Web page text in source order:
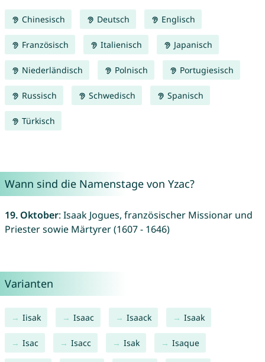
Chinesisch Deutsch Englisch
Französisch Italienisch Japanisch
Niederländisch Polnisch Portugiesisch
Russisch Schwedisch Spanisch
Türkisch
Wann sind die Namenstage von Yzac?
19. Oktober: Isaak Jogues, französischer Missionar und
Priester sowie Märtyrer (1607 - 1646)
Varianten
Iisak Isaac Isaack Isaak
Isac Isacc Isak Isaque